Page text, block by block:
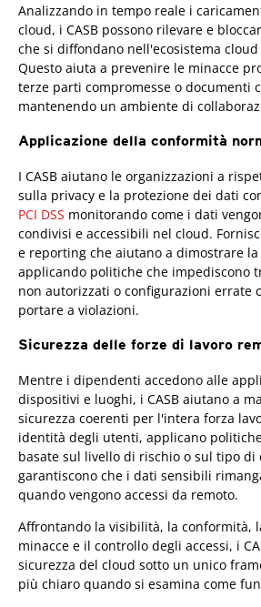
Analizzando in tempo reale i
cloud, i CASB possono rilevare e
che si diffondano nell'ecosistema
Questo aiuta a prevenire le minacce
terze parti compromesse o documenti
mantenendo un ambiente di
Applicazione della conformità
I CASB aiutano le organizzazioni a
sulla privacy e la protezione dei dati
PCI DSS monitorando come i dati
condivisi e accessibili nel cloud.
e reporting che aiutano a dimostrare
applicando politiche che impediscono
non autorizzati o configurazioni errate
portare a violazioni.
Sicurezza delle forze di lavoro
Mentre i dipendenti accedono alle
dispositivi e luoghi, i CASB aiutano a
sicurezza coerenti per l'intera forza
identità degli utenti, applicano
basate sul livello di rischio o sul tipo di
garantiscono che i dati sensibili
quando vengono accessi da remoto.
Affrontando la visibilità, la conformità,
minacce e il controllo degli accessi, i
sicurezza del cloud sotto un unico
più chiaro quando si esamina come